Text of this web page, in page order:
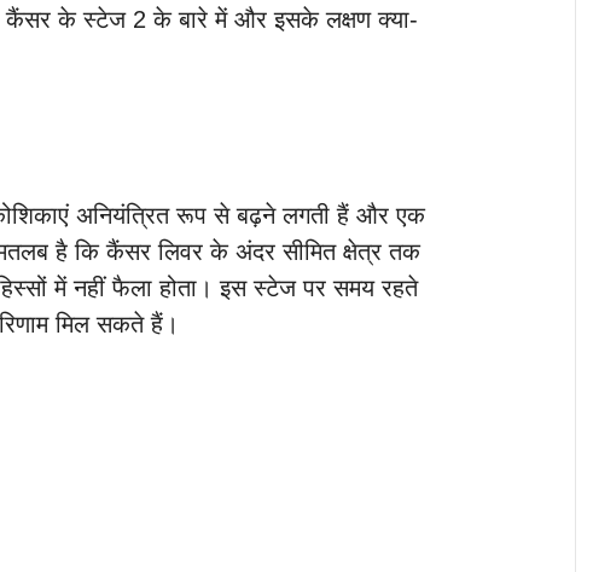
के स्टेज 2 के बारे में और इसके लक्षण क्या-
अनियंत्रित रूप से बढ़ने लगती हैं और एक
है कि कैंसर लिवर के अंदर सीमित क्षेत्र तक
में नहीं फैला होता। इस स्टेज पर समय रहते
मिल सकते हैं।